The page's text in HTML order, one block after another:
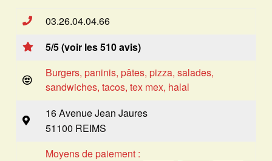
03.26.04.04.66
5/5 (voir les 510 avis)
Burgers, paninis, pâtes, pizza, salades,
sandwiches, tacos, tex mex, halal
16 Avenue Jean Jaures
51100 REIMS
Moyens de paiement :